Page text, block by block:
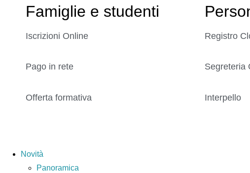
Famiglie e studenti
Iscrizioni Online
Pago in rete
Offerta formativa
Registro
Segreteria
Interpello
Novità
Panoramica